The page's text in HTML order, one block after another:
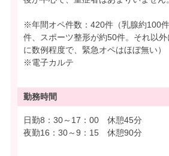
※年間オペ件数：420件（乳腺約100
件、スポーツ整形が約50件。それ以
に数例程度で、緊急オペはほぼ無い）
※電子カルテ
勤務時間
日勤8：30～17：00 休憩45分
夜勤16：30～9：15 休憩90分